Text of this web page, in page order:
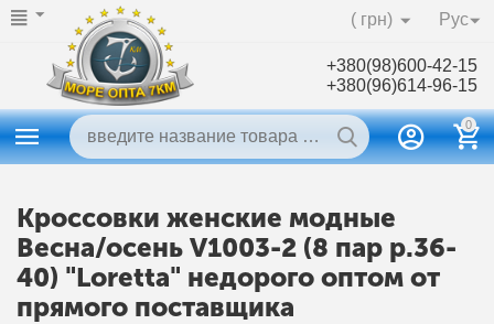
Рус
( грн)
+380(98)600-42-15
+380(96)614-96-15
0
Кроссовки женские модные
Весна/осень V1003-2 (8 пар р.36-
40) "Loretta" недорого оптом от
прямого поставщика